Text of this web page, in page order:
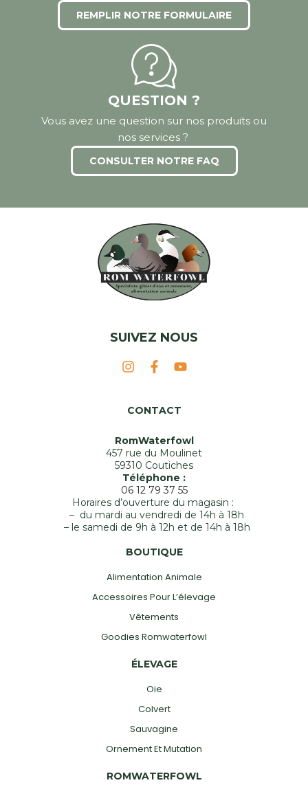
REMPLIR NOTRE FORMULAIRE
QUESTION ?
Vous avez une question sur nos produits ou
nos services ?
CONSULTER NOTRE FAQ
SUIVEZ NOUS
CONTACT
RomWaterfowl
457 rue du Moulinet
59310 Coutiches
Téléphone :
06 12 79 37 55
Horaires d’ouverture du magasin :
– du mardi au vendredi de 14h à 18h
– le samedi de 9h à 12h et de 14h à 18h
BOUTIQUE
Alimentation Animale
Accessoires Pour L’élevage
Vêtements
Goodies Romwaterfowl
ÉLEVAGE
Oie
Colvert
Sauvagine
Ornement Et Mutation
ROMWATERFOWL